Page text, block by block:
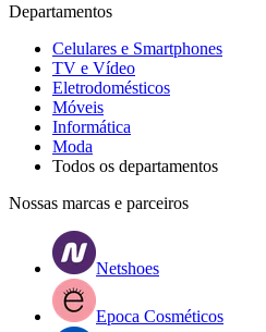
Departamentos
Celulares e Smartphones
TV e Vídeo
Eletrodomésticos
Móveis
Informática
Moda
Todos os departamentos
Nossas marcas e parceiros
Netshoes
Epoca Cosméticos